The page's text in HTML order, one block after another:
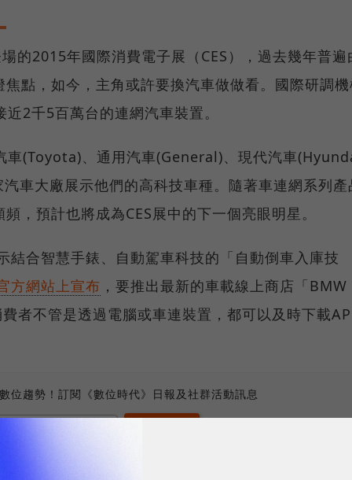
的2015年國際消費電子展（CES），過去幾年普遍
點，如今，主角或許要換汽車做做看。國際研調
2千5百萬台的連網汽車裝置。
車(Toyota)、通用汽車(General)、現代汽車
車大廠展示他們的高科技車種。隨著車連網系列產
，預計也將成為CES展中的下一個亮眼明星。
結合智慧手錶、自動駕車科技的「自動倒車入庫技
方網站上宣布 ，要推出最新的車載線上商店「BMW
者不管是透過電腦或車連裝置，都可以及時下載
位趨勢！訂閱《數位時代》日報及社群活動訊息